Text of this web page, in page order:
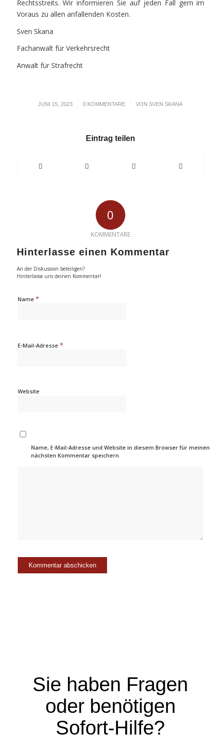
Rechtsstreits. Wir informieren Sie auf jeden Fall gern im
Voraus zu allen anfallenden Kosten.
Sven Skana
Fachanwalt für Verkehrsrecht
Anwalt für Strafrecht
JUNI 15, 2023
/ 0 KOMMENTARE
/ VONSVEN SKANA
Eintrag teilen
0
KOMMENTARE
Hinterlasse einen Kommentar
An der Diskussion beteiligen?
Hinterlasse uns deinen Kommentar!
Name *
E-Mail-Adresse *
Website
Name, E-Mail-Adresse und Website in diesem Browser für meinen
nächsten Kommentar speichern.
Sie haben Fragen
oder benötigen
Sofort-Hilfe?